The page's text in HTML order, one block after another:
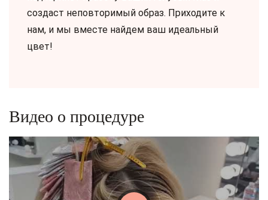
создаст неповторимый образ. Приходите к
нам, и мы вместе найдем ваш идеальный
цвет!
Видео о процедуре